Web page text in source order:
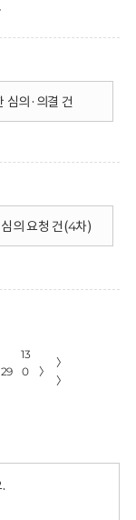
심의·의결 건
의 요청 건(4차)
13
0
〉
〉
〉